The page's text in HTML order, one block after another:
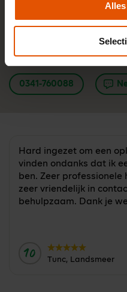
Tijd
zoeken?
Stel je vraag aan één van
experts. Ma t/m vr
0341-760088
Hard ingezet om een
vinden ondanks dat ik
ben. Zeer professionele
zeer vriendelijk in
behulpzaam. Dank je
10 Door:
Tunc, Landsmeer